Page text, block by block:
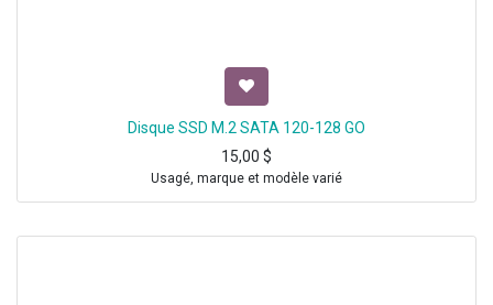
Disque SSD M.2 SATA 120-128 GO
15,00 $
Usagé, marque et modèle varié